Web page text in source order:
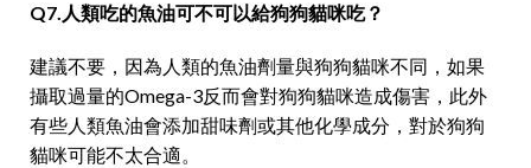
Q7.人類吃的魚油可不可以給狗狗貓咪吃？
建議不要，因為人類的魚油劑量與狗狗貓咪不同，如果
攝取過量的Omega-3反而會對狗狗貓咪造成傷害，此外
有些人類魚油會添加甜味劑或其他化學成分，對於狗狗
貓咪可能不太合適。